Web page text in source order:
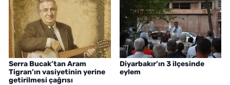
Serra Bucak’tan Aram
Tigran’ın vasiyetinin yerine
getirilmesi çağrısı
Diyarbakır’ın 3 ilçesinde
eylem